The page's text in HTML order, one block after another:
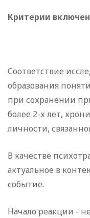
Критерии
Соответствие
образования
при сохранении
более 2-х лет,
личности,
В качестве
актуальное в
событие.
Начало реакции -